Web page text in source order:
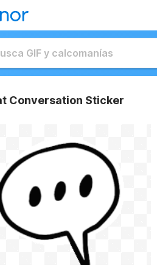
Conversation Sticker